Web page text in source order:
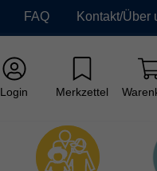
FAQ Kontakt/Über
Login Merkzettel